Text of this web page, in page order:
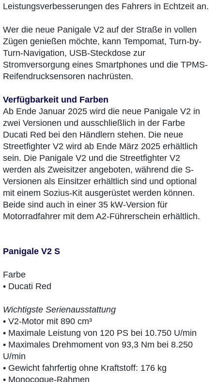
Leistungsverbesserungen des Fahrers in Echtzeit an.
Wer die neue Panigale V2 auf der Straße in vollen
Zügen genießen möchte, kann Tempomat, Turn-by-
Turn-Navigation, USB-Steckdose zur
Stromversorgung eines Smartphones und die TPMS-
Reifendrucksensoren nachrüsten.
Verfügbarkeit und Farben
Ab Ende Januar 2025 wird die neue Panigale V2 in
zwei Versionen und ausschließlich in der Farbe
Ducati Red bei den Händlern stehen. Die neue
Streetfighter V2 wird ab Ende März 2025 erhältlich
sein. Die Panigale V2 und die Streetfighter V2
werden als Zweisitzer angeboten, während die S-
Versionen als Einsitzer erhältlich sind und optional
mit einem Sozius-Kit ausgerüstet werden können.
Beide sind auch in einer 35 kW-Version für
Motorradfahrer mit dem A2-Führerschein erhältlich.
Panigale V2 S
Farbe
• Ducati Red
Wichtigste Serienausstattung
• V2-Motor mit 890 cm³
• Maximale Leistung von 120 PS bei 10.750 U/min
• Maximales Drehmoment von 93,3 Nm bei 8.250
U/min
• Gewicht fahrfertig ohne Kraftstoff: 176 kg
• Monocoque-Rahmen